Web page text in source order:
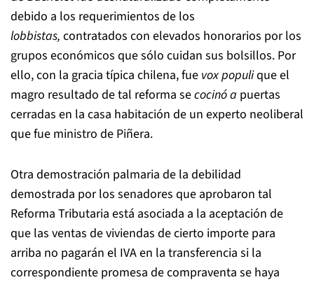
debido a los requerimientos de los
lobbistas, contratados con elevados honorarios por los
grupos económicos que sólo cuidan sus bolsillos. Por
ello, con la gracia típica chilena, fue vox populique el
magro resultado de tal reforma secocinó a puertas
cerradas en la casa habitación de un experto neoliberal
que fue ministro de Piñera.
Otra demostración palmaria de la debilidad
demostrada por los senadores que aprobaron tal
Reforma Tributaria está asociada a la aceptación de
que las ventas de viviendas de cierto importe para
arriba no pagarán el IVA en la transferencia si la
correspondiente promesa de compraventa se haya